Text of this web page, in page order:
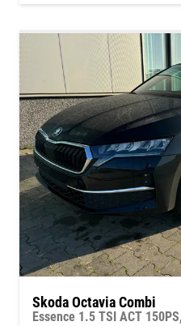
Skoda Octavia Combi